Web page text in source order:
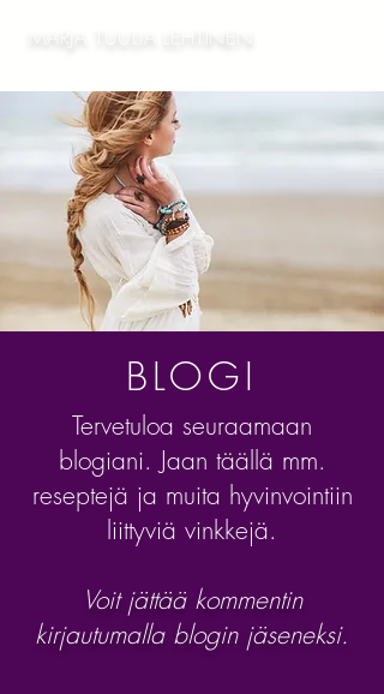
MARJA TUULIA LEHTINEN
BLOGI
Tervetuloa seuraamaan
blogiani. Jaan täällä mm.
reseptejä ja muita hyvinvointiin
liittyviä vinkkejä.
Voit jättää kommentin
kirjautumalla blogin jäseneksi.